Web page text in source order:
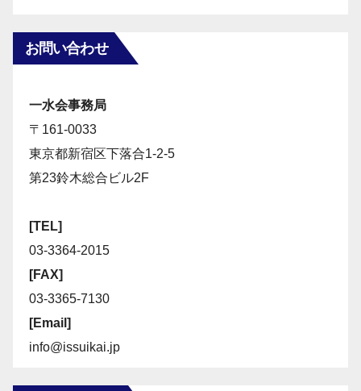
お問い合わせ
一水会事務局
〒161-0033
東京都新宿区下落合1-2-5
第23鈴木総合ビル2F
[TEL]
03-3364-2015
[FAX]
03-3365-7130
[Email]
info@issuikai.jp